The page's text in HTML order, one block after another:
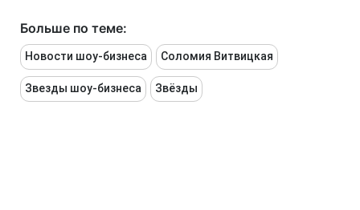
Больше по теме:
Новости шоу-бизнеса Соломия Витвицкая
Звезды шоу-бизнеса Звёзды